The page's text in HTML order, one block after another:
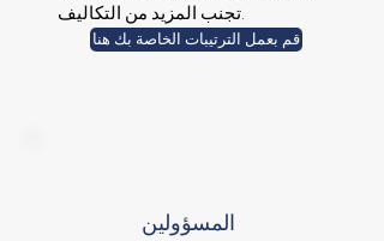
تجنب المزيد من التكاليف.
قم بعمل الترتيبات الخاصة بك هنا
المسؤولين